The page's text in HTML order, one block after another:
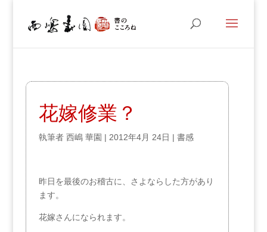
花嫁修業？
執筆者 西嶋 華園 | 2012年4月 24日 | 書感
昨日を最後のお稽古に、さよならした方があり
ます。
花嫁さんになられます。